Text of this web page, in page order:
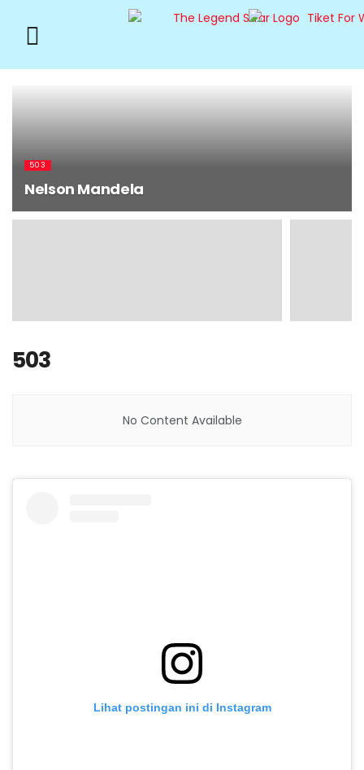
503
Nelson Mandela
503
No Content Available
Lihat postingan ini di Instagram